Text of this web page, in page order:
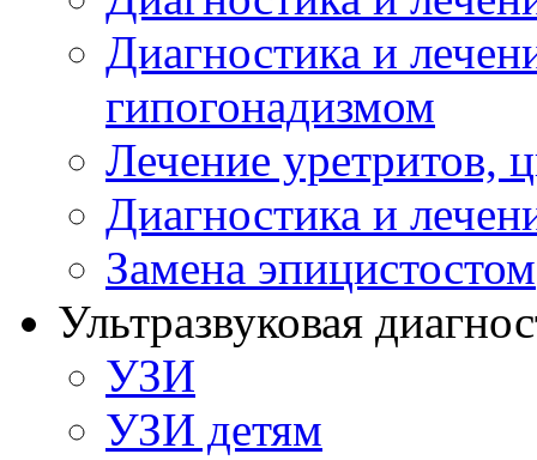
Диагностика и
гипогонадизмом
Лечение уретритов,
Диагностика и
Замена эпицистостом
Ультразвуковая
УЗИ
УЗИ детям